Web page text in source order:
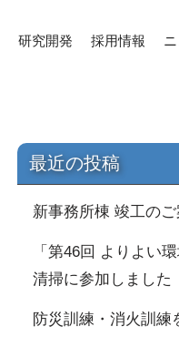
研究開発 採用情報
最近の投稿
新事務所棟 竣工のご
「第46回 よりよい
清掃に参加しました
防災訓練・消火訓練